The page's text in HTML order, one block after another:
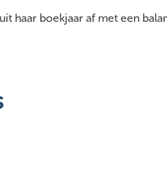
haar boekjaar af met een